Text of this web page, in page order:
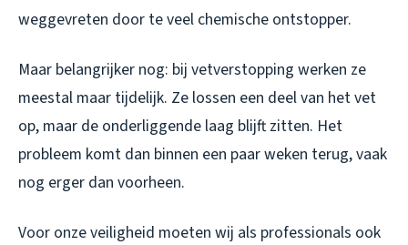
weggevreten door te veel chemische ontstopper.
Maar belangrijker nog: bij vetverstopping werken ze
meestal maar tijdelijk. Ze lossen een deel van het vet
op, maar de onderliggende laag blijft zitten. Het
probleem komt dan binnen een paar weken terug, vaak
nog erger dan voorheen.
Voor onze veiligheid moeten wij als professionals ook